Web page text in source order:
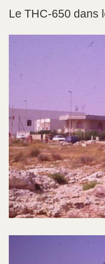
Le THC-650 dans